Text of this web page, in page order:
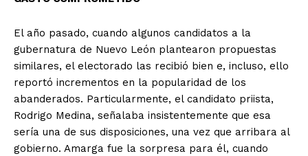
El año pasado, cuando algunos candidatos a la
gubernatura de Nuevo León plantearon propuestas
similares, el electorado las recibió bien e, incluso, ello
reportó incrementos en la popularidad de los
abanderados. Particularmente, el candidato priista,
Rodrigo Medina, señalaba insistentemente que esa
sería una de sus disposiciones, una vez que arribara al
gobierno. Amarga fue la sorpresa para él, cuando